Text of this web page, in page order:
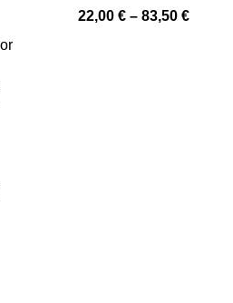
22,00 € – 83,50 €